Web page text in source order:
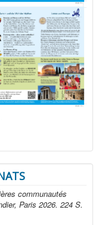
communautés
Paris 2026. 224 S.